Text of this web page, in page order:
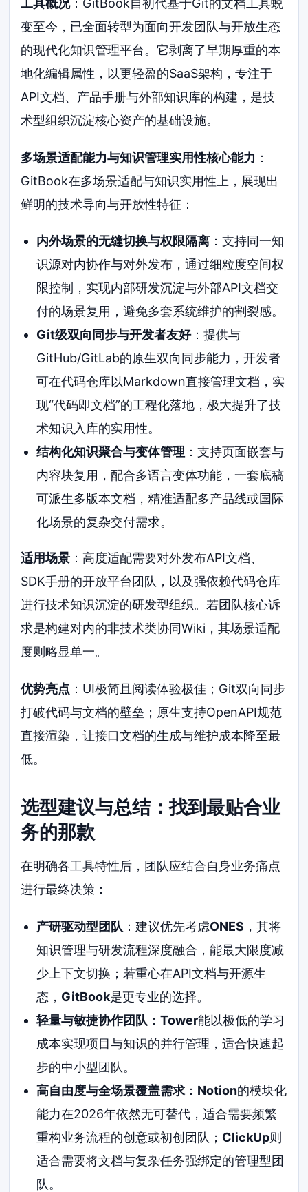
工具概况：GitBook自初代基于Git的文档工具蜕
变至今，已全面转型为面向开发团队与开放生态
的现代化知识管理平台。它剥离了早期厚重的本
地化编辑属性，以更轻盈的SaaS架构，专注于
API文档、产品手册与外部知识库的构建，是技
术型组织沉淀核心资产的基础设施。
多场景适配能力与知识管理实用性核心能力 ：
GitBook在多场景适配与知识实用性上，展现出
鲜明的技术导向与开放性特征：
内外场景的无缝切换与权限隔离：支持同一知
识源对内协作与对外发布，通过细粒度空间权
限控制，实现内部研发沉淀与外部API文档交
付的场景复用，避免多套系统维护的割裂感。
Git级双向同步与开发者友好：提供与
GitHub/GitLab的原生双向同步能力，开发者
可在代码仓库以Markdown直接管理文档，实
现“代码即文档”的工程化落地，极大提升了技
术知识入库的实用性。
结构化知识聚合与变体管理 ：支持页面嵌套与
内容块复用，配合多语言变体功能，一套底稿
可派生多版本文档，精准适配多产品线或国际
化场景的复杂交付需求。
适用场景 ：高度适配需要对外发布API文档、
SDK手册的开放平台团队，以及强依赖代码仓库
进行技术知识沉淀的研发型组织。若团队核心诉
求是构建对内的非技术类协同Wiki，其场景适配
度则略显单一。
优势亮点 ：UI极简且阅读体验极佳；Git双向同步
打破代码与文档的壁垒；原生支持OpenAPI规范
直接渲染，让接口文档的生成与维护成本降至最
低。
选型建议与总结：找到最贴合业
务的那款
在明确各工具特性后，团队应结合自身业务痛点
进行最终决策：
产研驱动型团队 ：建议优先考虑ONES ，其将
知识管理与研发流程深度融合，能最大限度减
少上下文切换；若重心在API文档与开源生
态， GitBook是更专业的选择。
轻量与敏捷协作团队 ： Tower能以极低的学习
成本实现项目与知识的并行管理，适合快速起
步的中小型团队。
高自由度与全场景覆盖需求： Notion的模块化
能力在2026年依然无可替代，适合需要频繁
重构业务流程的创意或初创团队； ClickUp则
适合需要将文档与复杂任务强绑定的管理型团
队。